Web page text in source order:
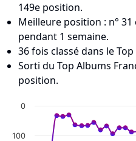
149e position.
Meilleure position : n° 31
pendant 1 semaine.
36 fois classé dans le
Sorti du Top Albums
position.
0
100